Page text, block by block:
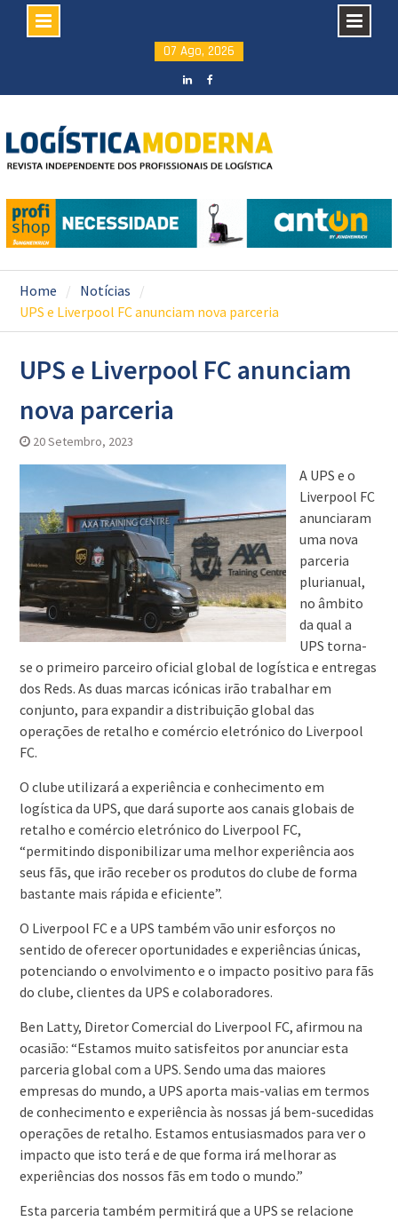
content
07 Ago, 2026
Home
Notícias
UPS e Liverpool FC anunciam nova parceria
UPS e Liverpool FC anunciam
nova parceria
20 Setembro, 2023
A UPS e o
Liverpool FC
anunciaram
uma nova
parceria
plurianual,
no âmbito
da qual a
UPS torna-
se o primeiro parceiro oficial global de logística e entregas
dos Reds. As duas marcas icónicas irão trabalhar em
conjunto, para expandir a distribuição global das
operações de retalho e comércio eletrónico do Liverpool
FC.
O clube utilizará a experiência e conhecimento em
logística da UPS, que dará suporte aos canais globais de
retalho e comércio eletrónico do Liverpool FC,
“permitindo disponibilizar uma melhor experiência aos
seus fãs, que irão receber os produtos do clube de forma
bastante mais rápida e eficiente”.
O Liverpool FC e a UPS também vão unir esforços no
sentido de oferecer oportunidades e experiências únicas,
potenciando o envolvimento e o impacto positivo para fãs
do clube, clientes da UPS e colaboradores.
Ben Latty, Diretor Comercial do Liverpool FC, afirmou na
ocasião: “Estamos muito satisfeitos por anunciar esta
parceria global com a UPS. Sendo uma das maiores
empresas do mundo, a UPS aporta mais-valias em termos
de conhecimento e experiência às nossas já bem-sucedidas
operações de retalho. Estamos entusiasmados para ver o
impacto que isto terá e de que forma irá melhorar as
experiências dos nossos fãs em todo o mundo.”
Esta parceria também permitirá que a UPS se relacione